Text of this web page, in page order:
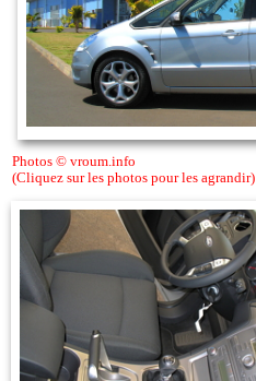
Photos © vroum.info
(Cliquez sur les photos pour les agrandir)